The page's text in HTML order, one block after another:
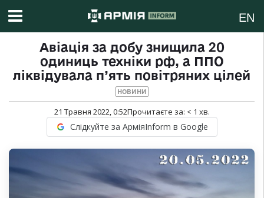
EN
Авіація за добу знищила 20
одиниць техніки рф, а ППО
ліквідувала п’ять повітряних цілей
НОВИНИ
21 Травня 2022, 0:52Прочитаєте за: < 1 хв.
Слідкуйте за АрміяInform в Google